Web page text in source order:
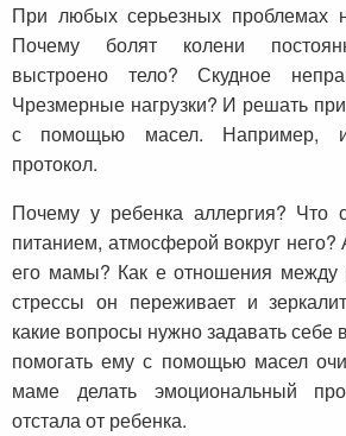
При любых серьезных проблемах
Почему болят колени
выстроено тело? Скудное
Чрезмерные нагрузки? И решать
с помощью масел. Например,
протокол.
Почему у ребенка аллергия? Что
питанием, атмосферой вокруг него?
его мамы? Как е отношения между
стрессы он переживает и
какие вопросы нужно задавать себе
помогать ему с помощью масел
маме делать эмоциональный
отстала от ребенка.